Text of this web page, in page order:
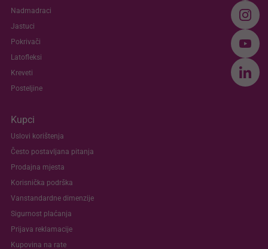
Nadmadraci
Jastuci
Pokrivači
Latofleksi
Kreveti
Posteljine
Kupci
Uslovi korištenja
Često postavljana pitanja
Prodajna mjesta
Korisnička podrška
Vanstandardne dimenzije
Sigurnost plaćanja
Prijava reklamacije
Kupovina na rate